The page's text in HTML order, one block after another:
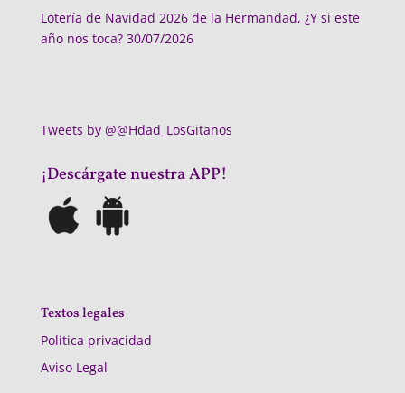
Lotería de Navidad 2026 de la Hermandad, ¿Y si este
año nos toca? 30/07/2026
Tweets by @@Hdad_LosGitanos
¡Descárgate nuestra APP!
Textos legales
Politica privacidad
Aviso Legal